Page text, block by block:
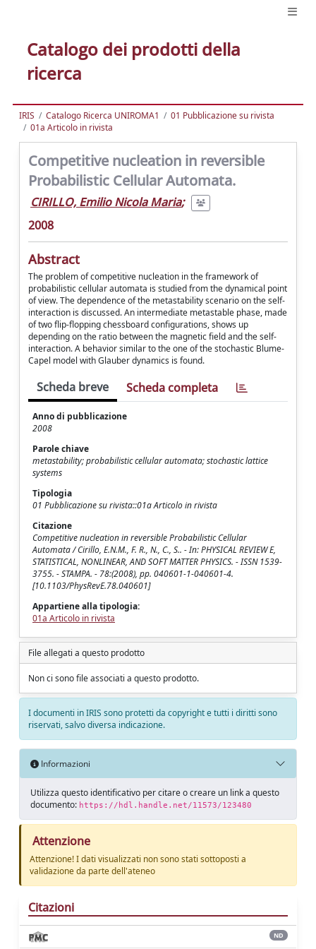
Catalogo dei prodotti della
ricerca
IRIS Catalogo Ricerca UNIROMA1
01 Pubblicazione su rivista
01a Articolo in rivista
Competitive nucleation in reversible
Probabilistic Cellular Automata.
CIRILLO, Emilio Nicola Maria;
2008
Abstract
The problem of competitive nucleation in the framework of
probabilistic cellular automata is studied from the dynamical point
of view. The dependence of the metastability scenario on the self-
interaction is discussed. An intermediate metastable phase, made
of two flip-flopping chessboard configurations, shows up
depending on the ratio between the magnetic field and the self-
interaction. A behavior similar to the one of the stochastic Blume-
Capel model with Glauber dynamics is found.
Scheda breve Scheda completa
Anno di pubblicazione
2008
Parole chiave
metastability; probabilistic cellular automata; stochastic lattice
systems
Tipologia
01 Pubblicazione su rivista::01a Articolo in rivista
Citazione
Competitive nucleation in reversible Probabilistic Cellular
Automata / Cirillo, E.N.M., F. R., N., C., S.. - In: PHYSICAL REVIEW E,
STATISTICAL, NONLINEAR, AND SOFT MATTER PHYSICS. - ISSN 1539-
3755. - STAMPA. - 78:(2008), pp. 040601-1-040601-4.
[10.1103/PhysRevE.78.040601]
Appartiene alla tipologia:
01a Articolo in rivista
File allegati a questo prodotto
Non ci sono file associati a questo prodotto.
I documenti in IRIS sono protetti da copyright e tutti i diritti sono
riservati, salvo diversa indicazione.
Informazioni
Utilizza questo identificativo per citare o creare un link a questo
documento: https://hdl.handle.net/11573/123480
Attenzione
Attenzione! I dati visualizzati non sono stati sottoposti a
validazione da parte dell'ateneo
Citazioni
ND